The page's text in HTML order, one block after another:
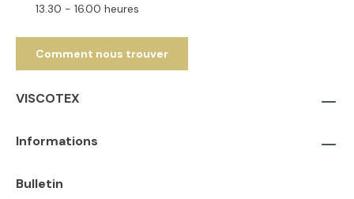
13.30 - 16.00 heures
Comment nous trouver
VISCOTEX
Informations
Bulletin